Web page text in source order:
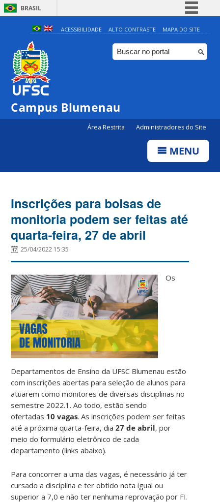
BRASIL
Simplifique!
Comunica BR
Participe
ACESSIBILIDADE ALTO CONTRASTE MAPA DO SITE
Campus Blumenau
Área Restrita Administradores do Site
MENU
Inscrições para bolsas de
monitoria podem ser feitas até
quarta-feira, 27 de abril
25/04/2022 15:35
Os
Departamentos de Ensino da UFSC Blumenau estão
com inscrições abertas para seleção de alunos para
atuarem como monitores de diversas disciplinas no
semestre 2022.1. Ao todo, estão sendo
ofertadas 10 vagas. As inscrições podem ser feitas
até a próxima quarta-feira, dia27 de abril, por
meio do formulário eletrônico de cada
departamento (links abaixo).
Para concorrer a uma das vagas, é necessário já ter
cursado a disciplina e ter obtido nota igual ou
superior a 7,0 e não ter nenhuma reprovação por FI.